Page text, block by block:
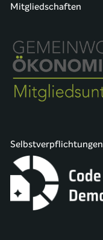
Mitgliedschaften
Selbstverpflichtungen